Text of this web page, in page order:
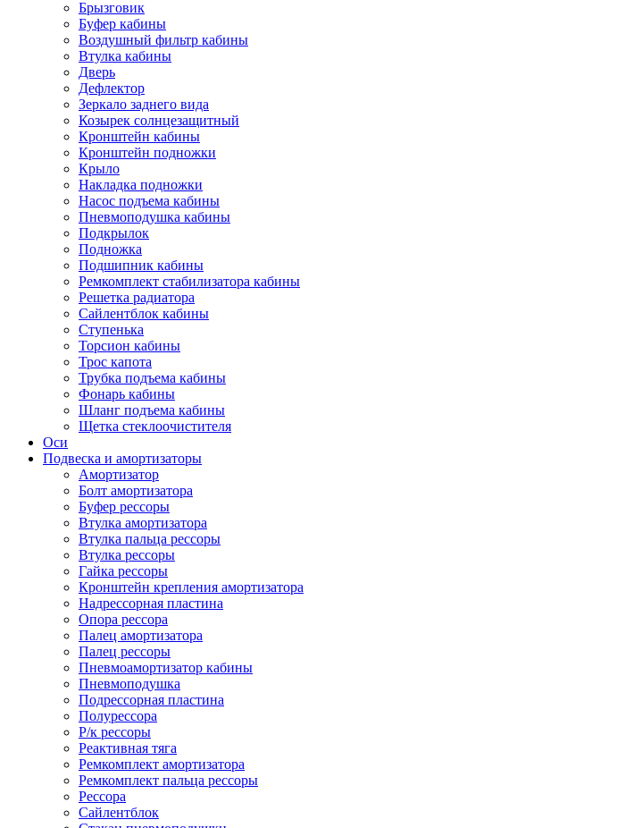
Брызговик
Буфер кабины
Воздушный фильтр кабины
Втулка кабины
Дверь
Дефлектор
Зеркало заднего вида
Козырек солнцезащитный
Кронштейн кабины
Кронштейн подножки
Крыло
Накладка подножки
Насос подъема кабины
Пневмоподушка кабины
Подкрылок
Подножка
Подшипник кабины
Ремкомплект стабилизатора кабины
Решетка радиатора
Сайлентблок кабины
Ступенька
Торсион кабины
Трос капота
Трубка подъема кабины
Фонарь кабины
Шланг подъема кабины
Щетка стеклоочистителя
Оси
Подвеска и амортизаторы
Амортизатор
Болт амортизатора
Буфер рессоры
Втулка амортизатора
Втулка пальца рессоры
Втулка рессоры
Гайка рессоры
Кронштейн крепления амортизатора
Надрессорная пластина
Опора рессора
Палец амортизатора
Палец рессоры
Пневмоамортизатор кабины
Пневмоподушка
Подрессорная пластина
Полурессора
Р/к рессоры
Реактивная тяга
Ремкомплект амортизатора
Ремкомплект пальца рессоры
Рессора
Сайлентблок